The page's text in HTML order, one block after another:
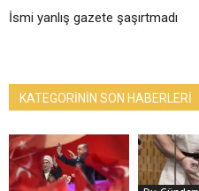
İsmi yanlış gazete şaşırtmadı
KATEGORİNİN SON HABERLERİ